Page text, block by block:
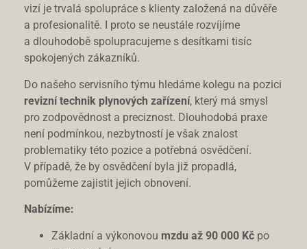
vizí je trvalá spolupráce s klienty založená na důvěře
a profesionalitě. I proto se neustále rozvíjíme
a dlouhodobě spolupracujeme s desítkami tisíc
spokojených zákazníků.
Do našeho servisního týmu hledáme kolegu na pozici
revizní technik plynových zařízení, který má smysl
pro zodpovědnost a preciznost. Dlouhodobá praxe
není podmínkou, nezbytností je však znalost
problematiky této pozice a potřebná osvědčení.
V případě, že by osvědčení byla již propadlá,
pomůžeme zajistit jejich obnovení.
Nabízíme:
Základní a výkonovou mzdu až 90 000 Kč po